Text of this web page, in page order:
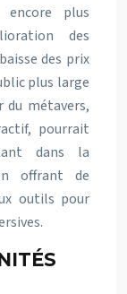
encore plus
des
des prix
plus large
du métavers,
pourrait
dans la
offrant de
outils pour